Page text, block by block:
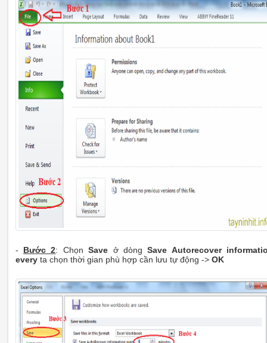
- Bước 2: Chọn Save ở dòngSave Autorecover
everyta chọn thời gian phù hợp cần lưu tự động -> OK